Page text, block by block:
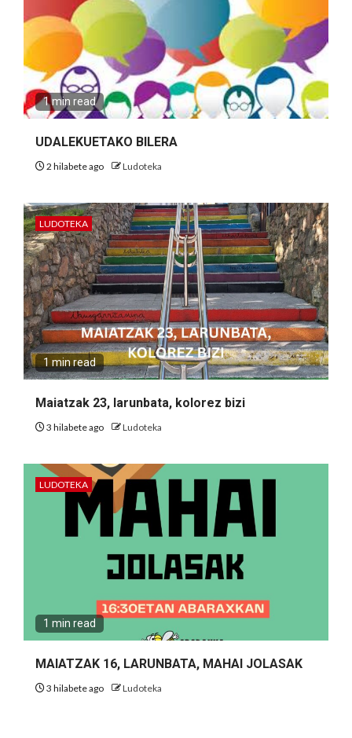
1 min read
UDALEKUETAKO BILERA
2 hilabete ago Ludoteka
LUDOTEKA
1 min read
Maiatzak 23, larunbata, kolorez bizi
3 hilabete ago Ludoteka
LUDOTEKA
1 min read
MAIATZAK 16, LARUNBATA, MAHAI JOLASAK
3 hilabete ago Ludoteka